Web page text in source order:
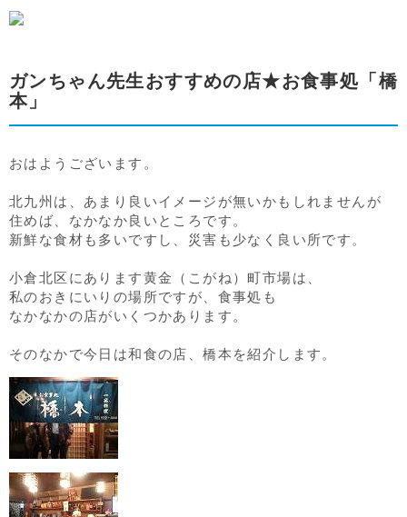
ガンちゃん先生おすすめの店★お食事処「橋
本」
おはようございます。
北九州は、あまり良いイメージが無いかもしれませんが
住めば、なかなか良いところです。
新鮮な食材も多いですし、災害も少なく良い所です。
小倉北区にあります黄金（こがね）町市場は、
私のおきにいりの場所ですが、食事処も
なかなかの店がいくつかあります。
そのなかで今日は和食の店、橋本を紹介します。